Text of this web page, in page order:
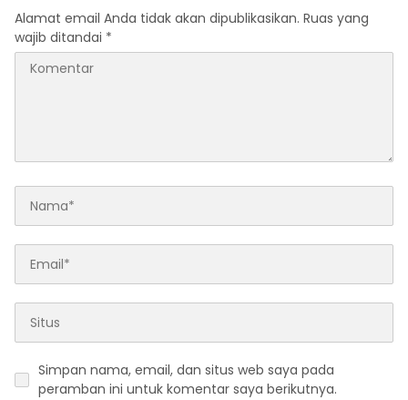
Alamat email Anda tidak akan dipublikasikan. Ruas yang
wajib ditandai *
Simpan nama, email, dan situs web saya pada
peramban ini untuk komentar saya berikutnya.